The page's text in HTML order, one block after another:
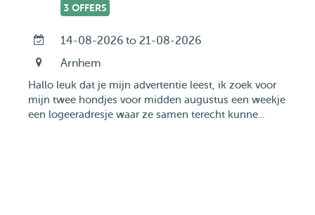
3 OFFERS
14-08-2026 to 21-08-2026
Arnhem
Hallo leuk dat je mijn advertentie leest, ik zoek voor
mijn twee hondjes voor midden augustus een weekje
een logeeradresje waar ze samen terecht kunne...